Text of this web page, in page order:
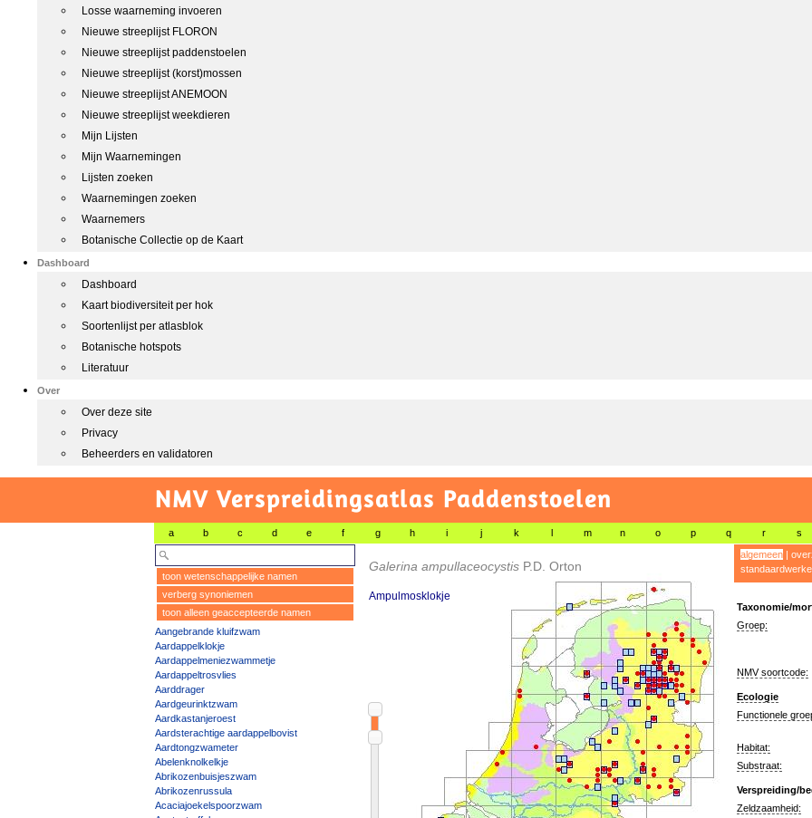
Losse waarneming invoeren
Nieuwe streeplijst FLORON
Nieuwe streeplijst paddenstoelen
Nieuwe streeplijst (korst)mossen
Nieuwe streeplijst ANEMOON
Nieuwe streeplijst weekdieren
Mijn Lijsten
Mijn Waarnemingen
Lijsten zoeken
Waarnemingen zoeken
Waarnemers
Botanische Collectie op de Kaart
Dashboard
Dashboard
Kaart biodiversiteit per hok
Soortenlijst per atlasblok
Botanische hotspots
Literatuur
Over
Over deze site
Privacy
Beheerders en validatoren
NMV Verspreidingsatlas Paddenstoelen
a b c d e f g h i j k l m n o p q r s
toon wetenschappelijke namen
verberg synoniemen
toon alleen geaccepteerde namen
Aangebrande kluifzwam
Aardappelklokje
Aardappelmeniezwammetje
Aardappeltrosvlies
Aarddrager
Aardgeurinktzwam
Aardkastanjeroest
Aardsterachtige aardappelbovist
Aardtongzwameter
Abelenknolkelkje
Abrikozenbuisjeszwam
Abrikozenrussula
Acaciajoekelspoorzwam
Galerina ampullaceocystis P.D. Orton
Ampulmosklokje
algemeen|
Taxonomie/
Groep:
NMV soortcode:
Ecologie
Functionele
Habitat:
Substraat:
Verspreiding/
Zeldzaamheid: